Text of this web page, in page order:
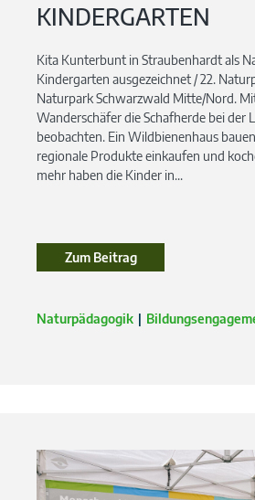
KINDERGARTEN
Kita Kunterbunt in Straubenhardt als
Kindergarten ausgezeichnet / 22.
Naturpark Schwarzwald Mitte/Nord.
Wanderschäfer die Schafherde bei der
beobachten. Ein Wildbienenhaus
regionale Produkte einkaufen und
mehr haben die Kinder in...
Zum BeitragZum Beitrag
Naturpädagogik